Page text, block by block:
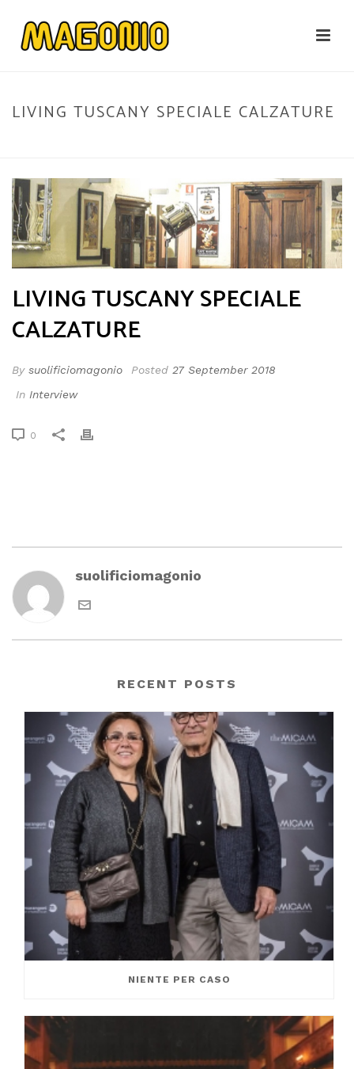
LIVING TUSCANY SPECIALE CALZATURE
LIVING TUSCANY SPECIALE
CALZATURE
By suolificiomagonio Posted 27 September 2018
In Interview
0
suolificiomagonio
RECENT POSTS
NIENTE PER CASO